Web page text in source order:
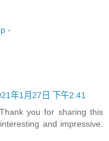
-
年1月27日 下午2:41
you for sharing this
and impressive.